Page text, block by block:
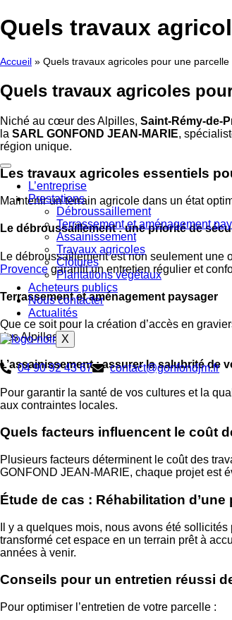
Aller
au
L’entreprise
Prestations
Débroussaillement
Terrassement et aménagement
Assainissement
Travaux agricoles
Clôtures
Plantations végétaux
Acheteurs publics
Nous contacter
Actualités
X
04 90 92 43 67 contact@gonfondjm.fr
Quels travaux
Accueil » Quels travaux agricoles pour une
Quels travaux agricoles
Niché au cœur des Alpilles, Saint-Rémy-de-
la SARL GONFOND JEAN-MARIE,
région unique.
Les travaux agricoles essentiels
Maintenir un terrain agricole dans un état
Le débroussaillement : une priorité de
Le débroussaillement est non seulement
Provence garantit un entretien régulier et
Terrassement et aménagement paysager
Que ce soit pour la création d’accès en
des Alpilles.
L’assainissement : assurer la salubrité de
Pour garantir la santé de vos cultures et la
aux contraintes locales.
Quels facteurs influencent le coût
Plusieurs facteurs déterminent le coût des
GONFOND JEAN-MARIE, chaque projet est
Étude de cas : Réhabilitation
Il y a quelques mois, nous avons été
transformé cet espace en un terrain prêt à
années à venir.
Conseils pour un entretien réussi
Pour optimiser l’entretien de votre parcelle :